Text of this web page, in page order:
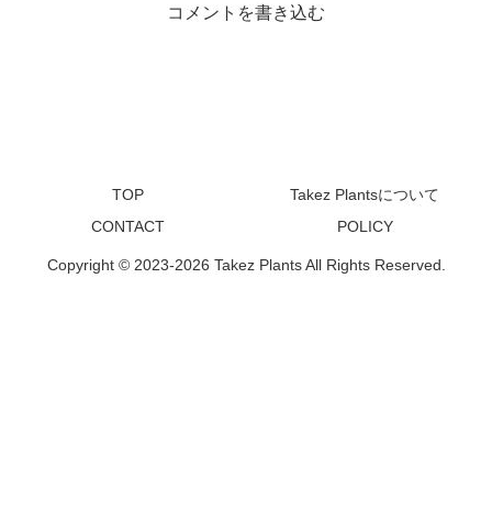
コメントを書き込む
TOP
Takez Plantsについて
CONTACT
POLICY
Copyright © 2023-2026 Takez Plants All Rights Reserved.